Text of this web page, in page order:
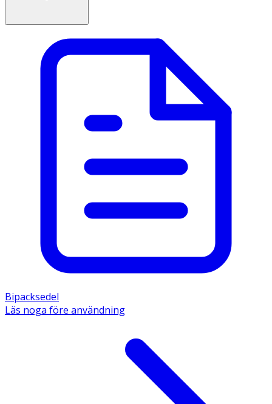
Bipacksedel
Läs noga före användning